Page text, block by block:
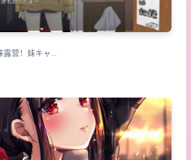
露营！妹キャ…